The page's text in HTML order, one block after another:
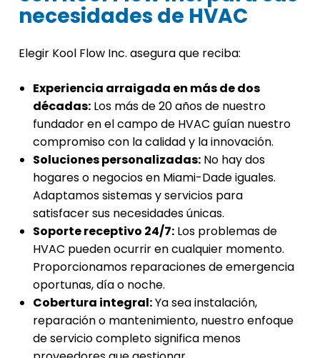
necesidades de HVAC
Elegir Kool Flow Inc. asegura que reciba:
Experiencia arraigada en más de dos
décadas: Los más de 20 años de nuestro
fundador en el campo de HVAC guían nuestro
compromiso con la calidad y la innovación.
Soluciones personalizadas: No hay dos
hogares o negocios en Miami-Dade iguales.
Adaptamos sistemas y servicios para
satisfacer sus necesidades únicas.
Soporte receptivo 24/7: Los problemas de
HVAC pueden ocurrir en cualquier momento.
Proporcionamos reparaciones de emergencia
oportunas, día o noche.
Cobertura integral:Ya sea instalación,
reparación o mantenimiento, nuestro enfoque
de servicio completo significa menos